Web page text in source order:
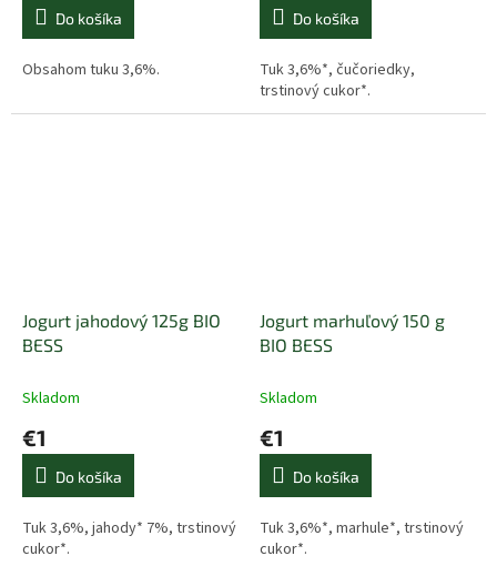
Do košíka
Obsahom tuku 3,6%.
Do košíka
Tuk 3,6%*, čučoriedky,
trstinový cukor*.
Jogurt jahodový 125g BIO
BESS
Skladom
€1
Do košíka
Tuk 3,6%, jahody* 7%, trstinový
cukor*.
Jogurt marhuľový 150 g
BIO BESS
Skladom
€1
Do košíka
Tuk 3,6%*, marhule*, trstinový
cukor*.